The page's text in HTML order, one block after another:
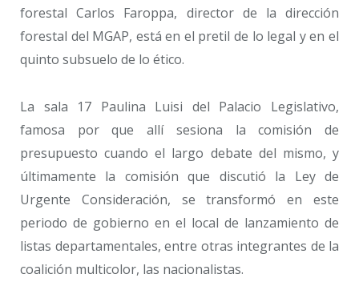
forestal Carlos Faroppa, director de la dirección
forestal del MGAP, está en el pretil de lo legal y en el
quinto subsuelo de lo ético.
La sala 17 Paulina Luisi del Palacio Legislativo,
famosa por que allí sesiona la comisión de
presupuesto cuando el largo debate del mismo, y
últimamente la comisión que discutió la Ley de
Urgente Consideración, se transformó en este
periodo de gobierno en el local de lanzamiento de
listas departamentales, entre otras integrantes de la
coalición multicolor, las nacionalistas.